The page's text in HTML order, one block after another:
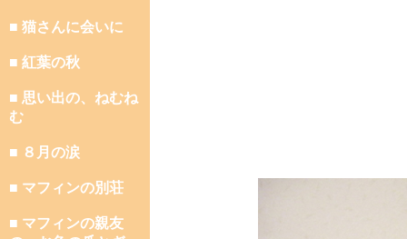
■ 猫さんに会いに
■ 紅葉の秋
■ 思い出の、ねむね
む
■ ８月の涙
■ マフィンの別荘
■ マフィンの親友